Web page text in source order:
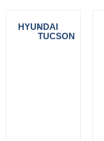
HYUNDAI
-
TUCSON